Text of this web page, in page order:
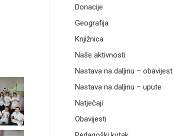
Donacije
Geografija
Knjižnica
Naše aktivnosti
Nastava na daljinu – obavijest
Nastava na daljinu – upute
Natječaji
Obavijesti